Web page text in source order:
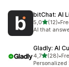
bitChat: AI
5,0z 5 hvězd
(12)
Celkový •
AI that
Gladly: AI
4,7z 5 hvězd
(28)
Celkový •